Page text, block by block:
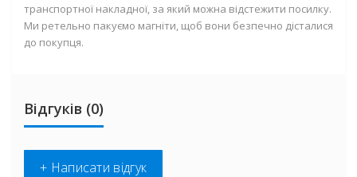
транспортної накладної, за який можна відстежити посилку.
Ми ретельно пакуємо магніти, щоб вони безпечно дісталися
до покупця.
Відгуків (0)
+ Написати відгук